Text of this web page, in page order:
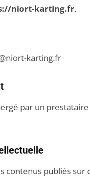
niort-karting.fr.
karting.fr
par un
contenus publiés sur